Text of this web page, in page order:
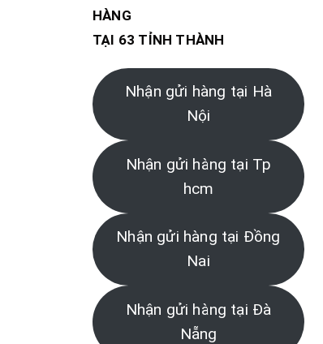
HÀNG
TẠI 63 TỈNH THÀNH
Nhận gửi hàng tại Hà
Nội
Nhận gửi hàng tại Tp
hcm
Nhận gửi hàng tại Đồng
Nai
Nhận gửi hàng tại Đà
Nẵng